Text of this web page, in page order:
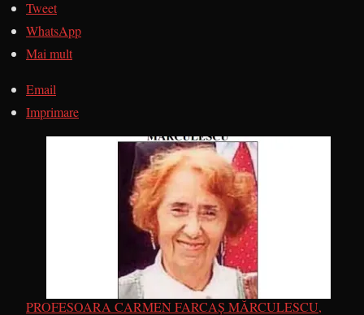
Tweet
WhatsApp
Mai mult
Email
Imprimare
PROFESOARA CARMEN FARCAŞ MĂRCULESCU,